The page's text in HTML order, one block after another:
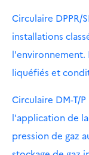
Circulaire DPPR/
installations
l'environnement.
liquéfiés et
Circulaire DM-T/
l'application de
pression de gaz